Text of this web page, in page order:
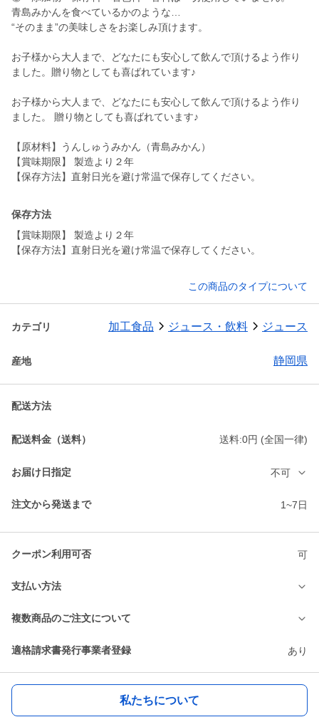
青島みかんを食べているかのような…
“そのまま”の美味しさをお楽しみ頂けます。
お子様から大人まで、どなたにも安心して飲んで頂けるよう作り
ました。贈り物としても喜ばれています♪
お子様から大人まで、どなたにも安心して飲んで頂けるよう作り
ました。 贈り物としても喜ばれています♪
【原材料】うんしゅうみかん（青島みかん）
【賞味期限】 製造より２年
【保存方法】直射日光を避け常温で保存してください。
保存方法
【賞味期限】 製造より２年
【保存方法】直射日光を避け常温で保存してください。
この商品のタイプについて
カテゴリ 加工食品 ジュース・飲料 ジュース
産地 静岡県
配送方法
配送料金（送料） 送料:0円 (全国一律)
お届け日指定 不可
注文から発送まで 1~7日
クーポン利用可否 可
支払い方法
複数商品のご注文について
適格請求書発行事業者登録 あり
私たちについて